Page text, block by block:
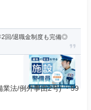
2回/退職金制度も完備◎
業法/例外事由2号) ・59